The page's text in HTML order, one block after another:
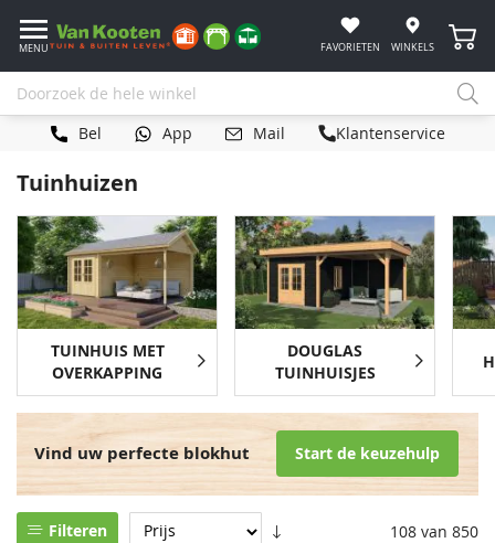
MENU FAVORIETEN WINKELS
Bel App Mail Klantenservice
Tuinhuizen
TUINHUIS MET
OVERKAPPING
DOUGLAS
TUINHUISJES
Vind uw perfecte blokhut Start de keuzehulp
Filteren 108 van 850